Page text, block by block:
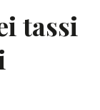
tassi